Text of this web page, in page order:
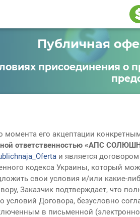
Публичная
присоединения о
его акцептации
ответственностью «АПС
и является
кодекса Украины, который
свои условия и/или какие-
Заказчик подтверждает, что
условий Договора, безусловно
в письменной